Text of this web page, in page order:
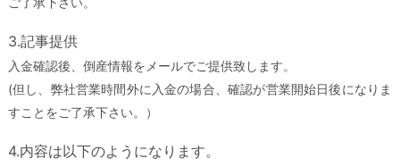
3.記事提供
入金確認後、倒産情報をメールでご提供致します。
(但し、弊社営業時間外に入金の場合、確認が営業開始日後になりま
すことをご了承下さい。）
4.内容は以下のようになります。